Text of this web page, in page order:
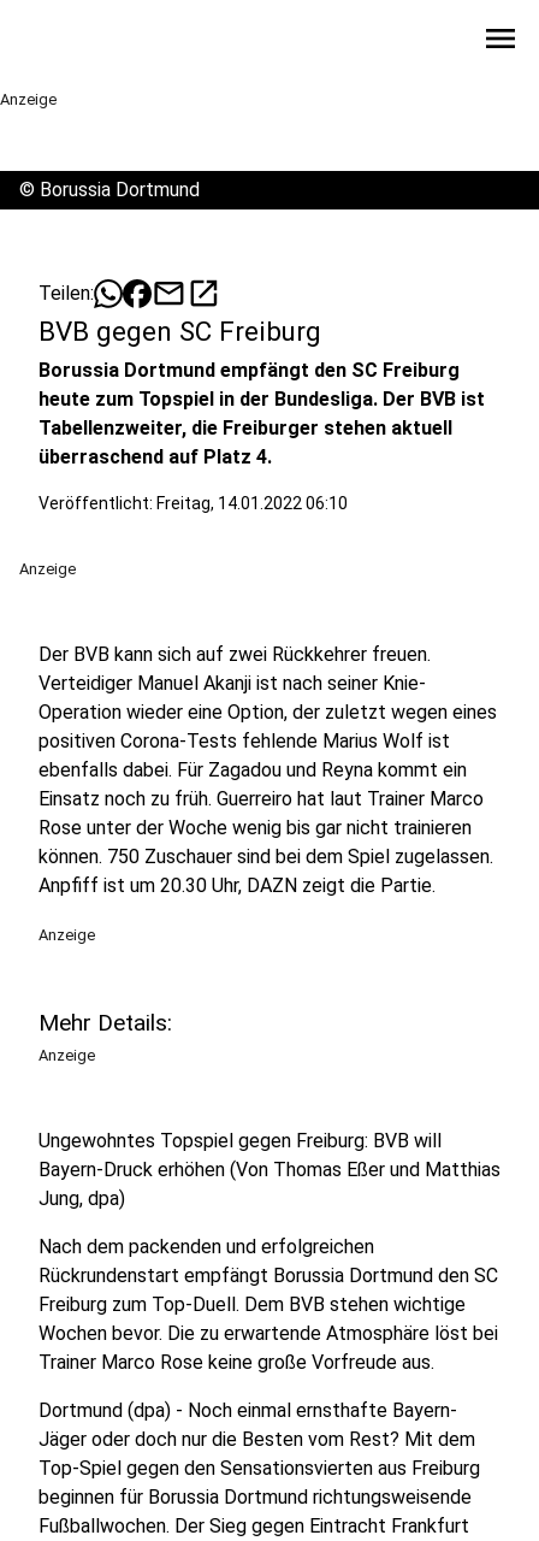
menu
Anzeige
© Borussia Dortmund
Teilen: mailopen_in_new
BVB gegen SC Freiburg
Borussia Dortmund empfängt den SC Freiburg
heute zum Topspiel in der Bundesliga. Der BVB ist
Tabellenzweiter, die Freiburger stehen aktuell
überraschend auf Platz 4.
Veröffentlicht: Freitag, 14.01.2022 06:10
Anzeige
Der BVB kann sich auf zwei Rückkehrer freuen.
Verteidiger Manuel Akanji ist nach seiner Knie-
Operation wieder eine Option, der zuletzt wegen eines
positiven Corona-Tests fehlende Marius Wolf ist
ebenfalls dabei. Für Zagadou und Reyna kommt ein
Einsatz noch zu früh. Guerreiro hat laut Trainer Marco
Rose unter der Woche wenig bis gar nicht trainieren
können. 750 Zuschauer sind bei dem Spiel zugelassen.
Anpfiff ist um 20.30 Uhr, DAZN zeigt die Partie.
Anzeige
Mehr Details:
Anzeige
Ungewohntes Topspiel gegen Freiburg: BVB will
Bayern-Druck erhöhen (Von Thomas Eßer und Matthias
Jung, dpa)
Nach dem packenden und erfolgreichen
Rückrundenstart empfängt Borussia Dortmund den SC
Freiburg zum Top-Duell. Dem BVB stehen wichtige
Wochen bevor. Die zu erwartende Atmosphäre löst bei
Trainer Marco Rose keine große Vorfreude aus.
Dortmund (dpa) - Noch einmal ernsthafte Bayern-
Jäger oder doch nur die Besten vom Rest? Mit dem
Top-Spiel gegen den Sensationsvierten aus Freiburg
beginnen für Borussia Dortmund richtungsweisende
Fußballwochen. Der Sieg gegen Eintracht Frankfurt